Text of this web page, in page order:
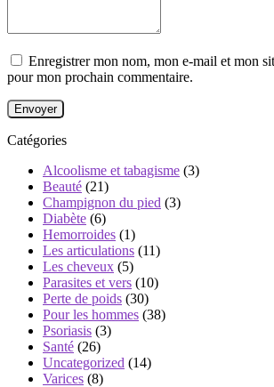
Enregistrer mon nom, mon e-mail et mon
pour mon prochain commentaire.
Catégories
Alcoolisme et tabagisme (3)
Beauté (21)
Champignon du pied (3)
Diabète (6)
Hemorroides (1)
Les articulations (11)
Les cheveux (5)
Parasites et vers (10)
Perte de poids (30)
Pour les hommes (38)
Psoriasis (3)
Santé (26)
Uncategorized (14)
Varices (8)